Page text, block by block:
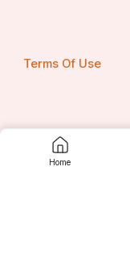
Home
Terms Of Use
Privacy Policy